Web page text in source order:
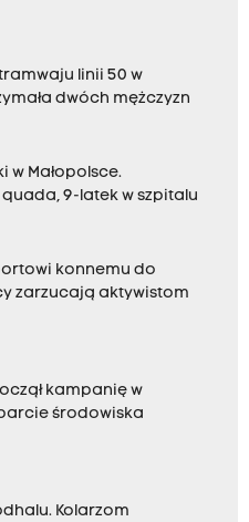
linii 50 w
dwóch mężczyzn
w Małopolsce.
9-latek w szpitalu
konnemu do
zarzucają aktywistom
kampanię w
środowiska
Kolarzom